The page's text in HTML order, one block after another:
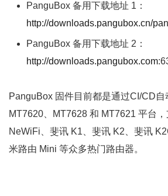
PanguBox 备用下载地址 1：
http://downloads.pangubox.cn/
PanguBox 备用下载地址 2：
http://downloads.pangubox.com
PanguBox 固件目前都是通过CI/CD
MT7620、MT7628 和 MT7621 平台
NeWiFi、斐讯 K1、斐讯 K2、斐讯
米路由 Mini 等众多热门路由器。